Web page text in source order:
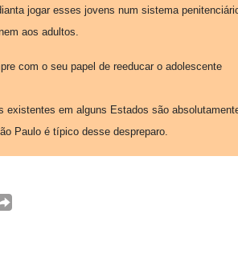
jogar esses jovens num sistema
aos adultos.
com o seu papel de reeducar o adolescente
existentes em alguns Estados são
Paulo é típico desse despreparo.